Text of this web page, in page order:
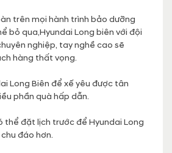
trên mọi hành trình bảo dưỡng
bỏ qua,Hyundai Long biên với đội
nghiệp, tay nghề cao sẽ
hàng thất vọng.
Long Biên để xế yêu được tân
phần quà hấp dẫn.
thể đặt lịch trước để Hyundai Long
đáo hơn.